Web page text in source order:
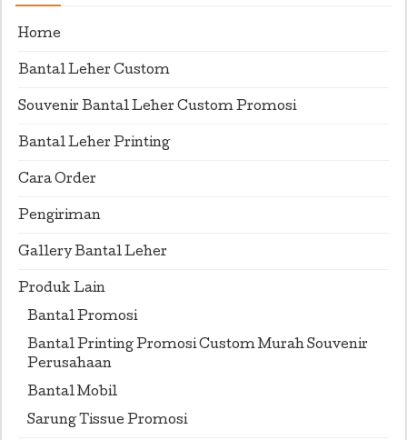
Home
Bantal Leher Custom
Souvenir Bantal Leher Custom Promosi
Bantal Leher Printing
Cara Order
Pengiriman
Gallery Bantal Leher
Produk Lain
Bantal Promosi
Bantal Printing Promosi Custom Murah Souvenir
Perusahaan
Bantal Mobil
Sarung Tissue Promosi